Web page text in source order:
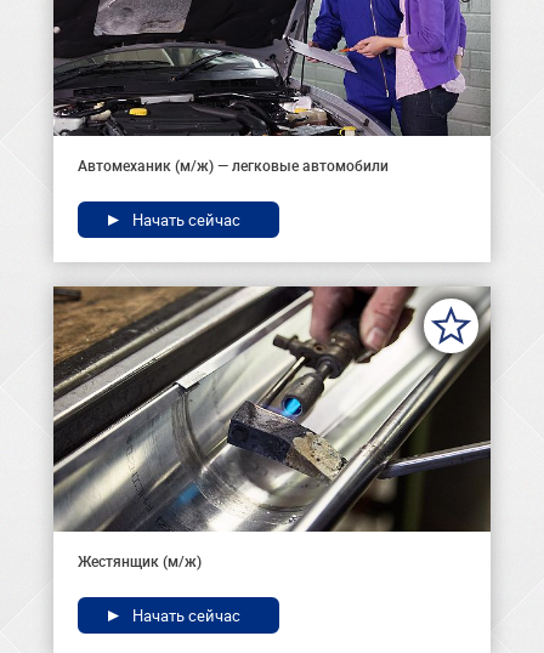
Автомеханик (м/ж) — легковые автомобили
Начать сейчас
Жестянщик (м/ж)
Начать сейчас